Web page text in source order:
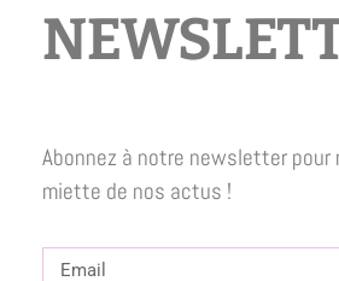
Abonnez à notre newsletter pour
miette de nos actus !